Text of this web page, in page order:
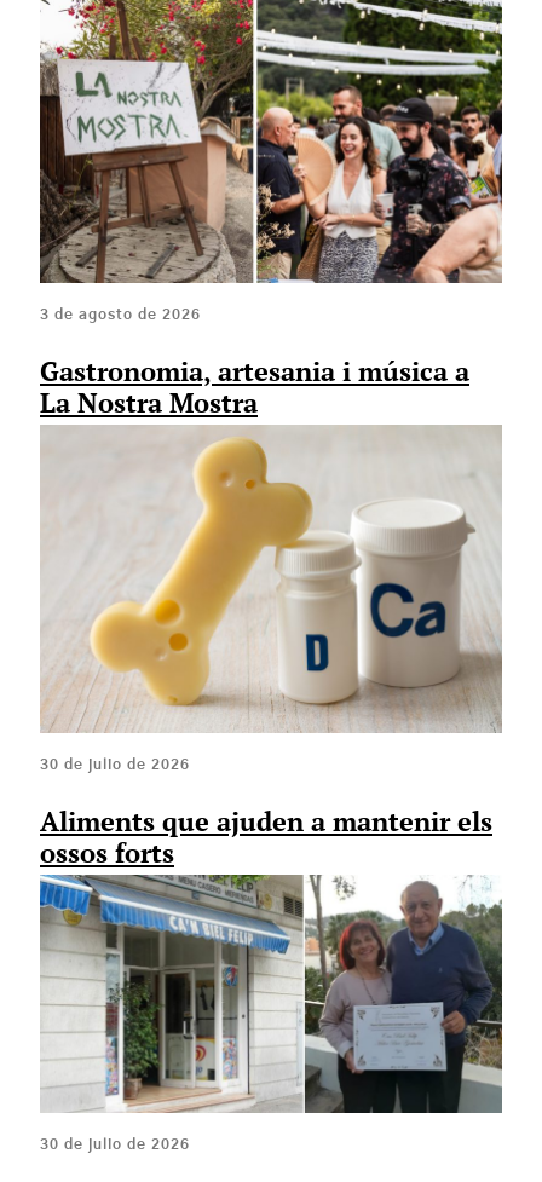
3 de agosto de 2026
Gastronomia, artesania i música a
La Nostra Mostra
30 de julio de 2026
Aliments que ajuden a mantenir els
ossos forts
30 de julio de 2026